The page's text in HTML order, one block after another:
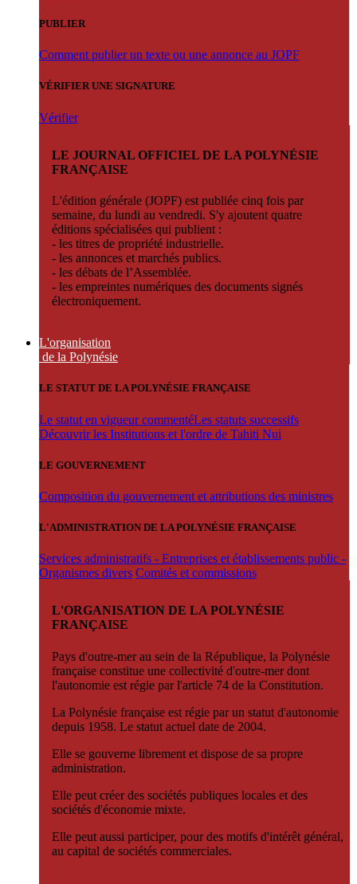
PUBLIER
Comment publier un texte ou une annonce au JOPF
VÉRIFIER UNE SIGNATURE
Vérifier
LE JOURNAL OFFICIEL DE LA POLYNÉSIE
FRANÇAISE
L'édition générale (JOPF) est publiée cinq fois par
semaine, du lundi au vendredi. S'y ajoutent quatre
éditions spécialisées qui publient :
- les titres de propriété industrielle.
- les annonces et marchés publics.
- les débats de l’Assemblée.
- les empreintes numériques des documents signés
électroniquement.
L'organisation
de la Polynésie
LE STATUT DE LA POLYNÉSIE FRANÇAISE
Le statut en vigueur commentéLes statuts successifs
Découvrir les Institutions et l'ordre de Tahiti Nui
LE GOUVERNEMENT
Composition du gouvernement et attributions des ministres
L'ADMINISTRATION DE LA POLYNÉSIE FRANÇAISE
Services administratifs - Entreprises et établissements public -
Organismes divers Comités et commissions
L'ORGANISATION DE LA POLYNÉSIE
FRANÇAISE
Pays d'outre-mer au sein de la République, la Polynésie
française constitue une collectivité d'outre-mer dont
l'autonomie est régie par l'article 74 de la Constitution.
La Polynésie française est régie par un statut d'autonomie
depuis 1958. Le statut actuel date de 2004.
Elle se gouverne librement et dispose de sa propre
administration.
Elle peut créer des sociétés publiques locales et des
sociétés d'économie mixte.
Elle peut aussi participer, pour des motifs d'intérêt général,
au capital de sociétés commerciales.